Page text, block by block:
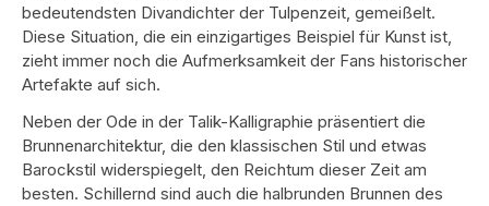
bedeutendsten Divandichter der Tulpenzeit, gemeißelt.
Diese Situation, die ein einzigartiges Beispiel für Kunst ist,
zieht immer noch die Aufmerksamkeit der Fans historischer
Artefakte auf sich.
Neben der Ode in der Talik-Kalligraphie präsentiert die
Brunnenarchitektur, die den klassischen Stil und etwas
Barockstil widerspiegelt, den Reichtum dieser Zeit am
besten. Schillernd sind auch die halbrunden Brunnen des